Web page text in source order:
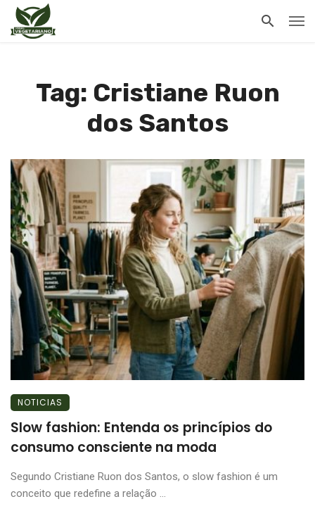
Tag: Cristiane Ruon
dos Santos
NOTICIAS
Slow fashion: Entenda os princípios do
consumo consciente na moda
Segundo Cristiane Ruon dos Santos, o slow fashion é um
conceito que redefine a relação ...